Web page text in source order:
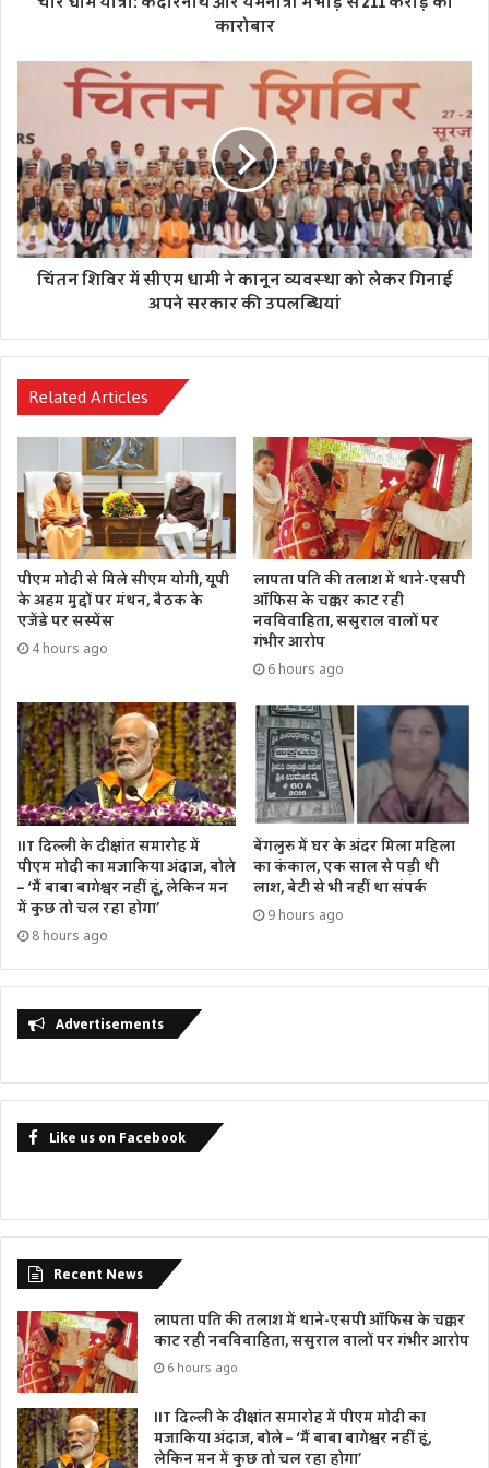
आजम खान चुनाव आयोग
कारोबार
चिंतन शिविर में सीएम धामी ने कानून व्यवस्था को लेकर गिनाई
अपने सरकार की उपलब्धियां
Related Articles
पीएम मोदी से मिले सीएम योगी, यूपी
के अहम मुद्दों पर मंथन, बैठक के
एजेंडे पर सस्पेंस
4 hours ago
लापता पति की तलाश में थाने-एसपी
ऑफिस के चक्कर काट रही
नवविवाहिता, ससुराल वालों पर
गंभीर आरोप
6 hours ago
IIT दिल्ली के दीक्षांत समारोह में
पीएम मोदी का मजाकिया अंदाज, बोले
– ‘मैं बाबा बागेश्वर नहीं हूं, लेकिन मन
में कुछ तो चल रहा होगा’
8 hours ago
बेंगलुरु में घर के अंदर मिला महिला
का कंकाल, एक साल से पड़ी थी
लाश, बेटी से भी नहीं था संपर्क
9 hours ago
Advertisements
Like us on Facebook
Recent News
लापता पति की तलाश में थाने-एसपी ऑफिस के चक्कर
काट रही नवविवाहिता, ससुराल वालों पर गंभीर आरोप
6 hours ago
IIT दिल्ली के दीक्षांत समारोह में पीएम मोदी का
मजाकिया अंदाज, बोले – ‘मैं बाबा बागेश्वर नहीं हूं,
लेकिन मन में कुछ तो चल रहा होगा’